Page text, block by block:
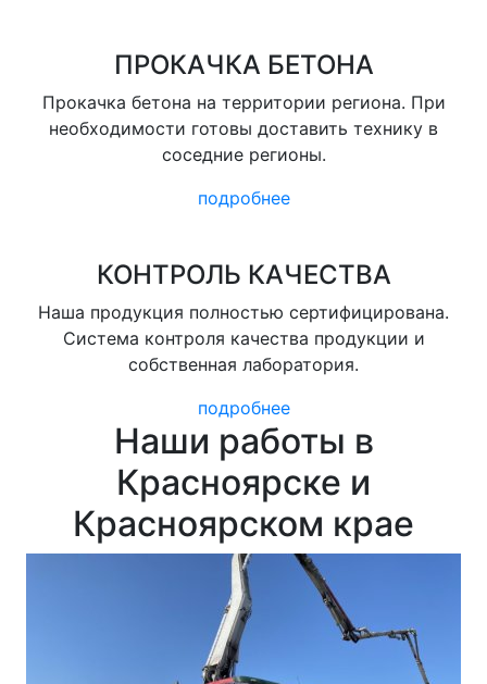
ПРОКАЧКА БЕТОНА
Прокачка бетона на территории региона. При
необходимости готовы доставить технику в
соседние регионы.
подробнее
КОНТРОЛЬ КАЧЕСТВА
Наша продукция полностью сертифицирована.
Система контроля качества продукции и
собственная лаборатория.
подробнее
Наши работы в
Красноярске и
Красноярском крае